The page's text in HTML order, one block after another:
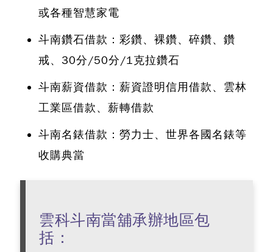
或各種智慧家電
斗南鑽石借款：彩鑽、裸鑽、碎鑽、鑽
戒、30分/50分/1克拉鑽石
斗南薪資借款：薪資證明信用借款、雲林
工業區借款、薪轉借款
斗南名錶借款：勞力士、世界各國名錶等
收購典當
雲科斗南當舖承辦地區包
括：